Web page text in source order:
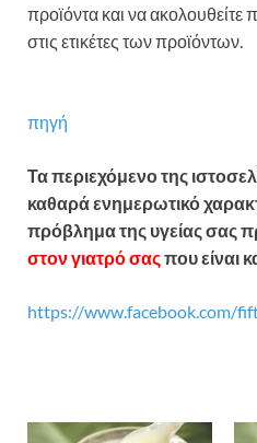
προϊόντα και να ακολουθείτε
στις ετικέτες των προϊόντων.
πηγή
Τα περιεχόμενο της
καθαρά ενημερωτικό
πρόβλημα της υγείας σας
στον γιατρό σαςπου είναι
https://www.facebook.com/